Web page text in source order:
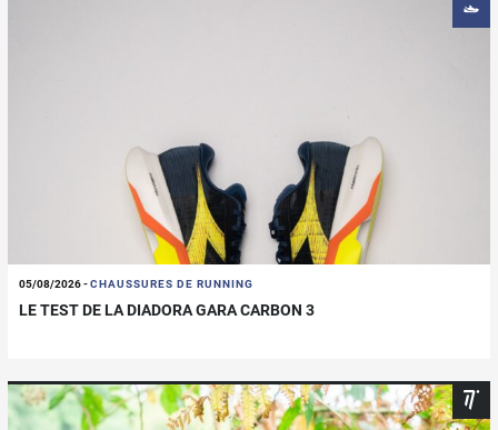
05/08/2026-CHAUSSURES DE RUNNING
LE TEST DE LA DIADORA GARA CARBON 3